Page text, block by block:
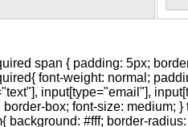
span { padding: 5px;
font-weight: normal;
input[type="email"],
border-box; font-size: medium;
background: #fff; border-